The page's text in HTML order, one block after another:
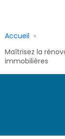
Accueil
Maîtrisez la
immobilières